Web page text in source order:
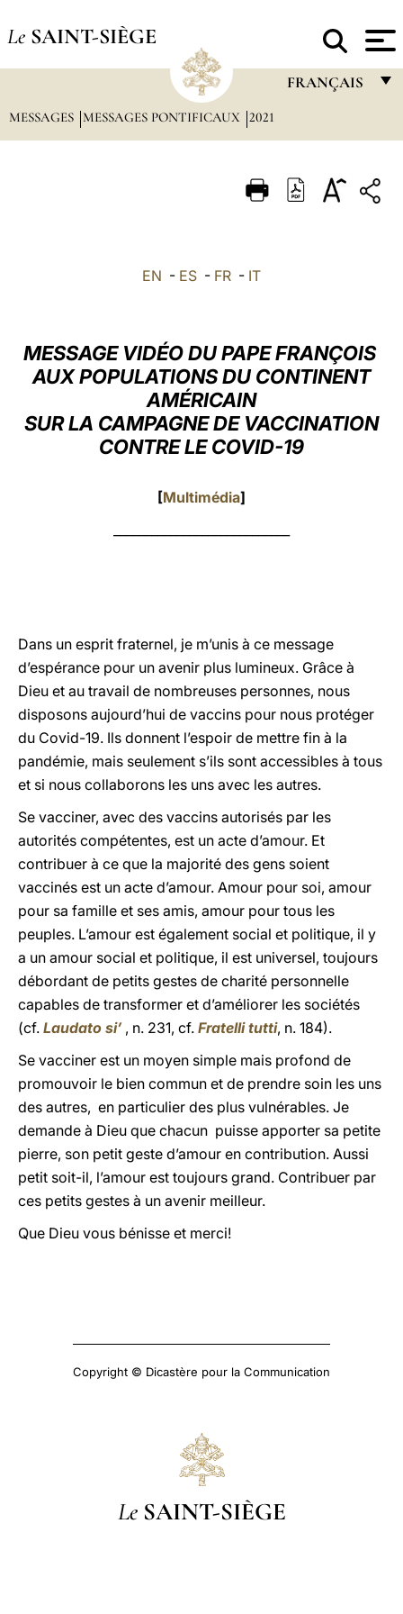
Le SAINT-SIÈGE
FRANÇAIS
ITALIANO
العربيّة
LATINE
MESSAGES MESSAGES PONTIFICAUX 2021
EN - ES - FR - IT
MESSAGE VIDÉO DU PAPE FRANÇOIS
AUX POPULATIONS DU CONTINENT
AMÉRICAIN
SUR LA CAMPAGNE DE VACCINATION
CONTRE LE COVID-19
[Multimédia]
Dans un esprit fraternel, je m’unis à ce message
d’espérance pour un avenir plus lumineux. Grâce à
Dieu et au travail de nombreuses personnes, nous
disposons aujourd’hui de vaccins pour nous protéger
du Covid-19. Ils donnent l’espoir de mettre fin à la
pandémie, mais seulement s’ils sont accessibles à tous
et si nous collaborons les uns avec les autres.
Se vacciner, avec des vaccins autorisés par les
autorités compétentes, est un acte d’amour. Et
contribuer à ce que la majorité des gens soient
vaccinés est un acte d’amour. Amour pour soi, amour
pour sa famille et ses amis, amour pour tous les
peuples. L’amour est également social et politique, il y
a un amour social et politique, il est universel, toujours
débordant de petits gestes de charité personnelle
capables de transformer et d’améliorer les sociétés
(cf. Laudato si’ , n. 231, cf. Fratelli tutti, n. 184).
Se vacciner est un moyen simple mais profond de
promouvoir le bien commun et de prendre soin les uns
des autres, en particulier des plus vulnérables. Je
demande à Dieu que chacun puisse apporter sa petite
pierre, son petit geste d’amour en contribution. Aussi
petit soit-il, l’amour est toujours grand. Contribuer par
ces petits gestes à un avenir meilleur.
Que Dieu vous bénisse et merci!
Copyright © Dicastère pour la Communication
Le SAINT-SIÈGE